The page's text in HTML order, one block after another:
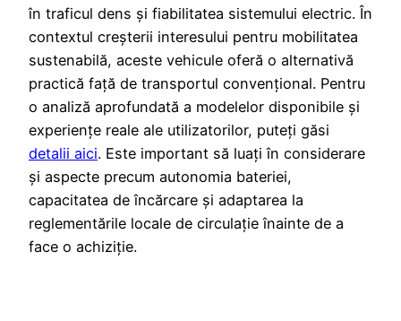
în traficul dens și fiabilitatea sistemului electric. În
contextul creșterii interesului pentru mobilitatea
sustenabilă, aceste vehicule oferă o alternativă
practică față de transportul convențional. Pentru
o analiză aprofundată a modelelor disponibile și
experiențe reale ale utilizatorilor, puteți găsi
detalii aici. Este important să luați în considerare
și aspecte precum autonomia bateriei,
capacitatea de încărcare și adaptarea la
reglementările locale de circulație înainte de a
face o achiziție.